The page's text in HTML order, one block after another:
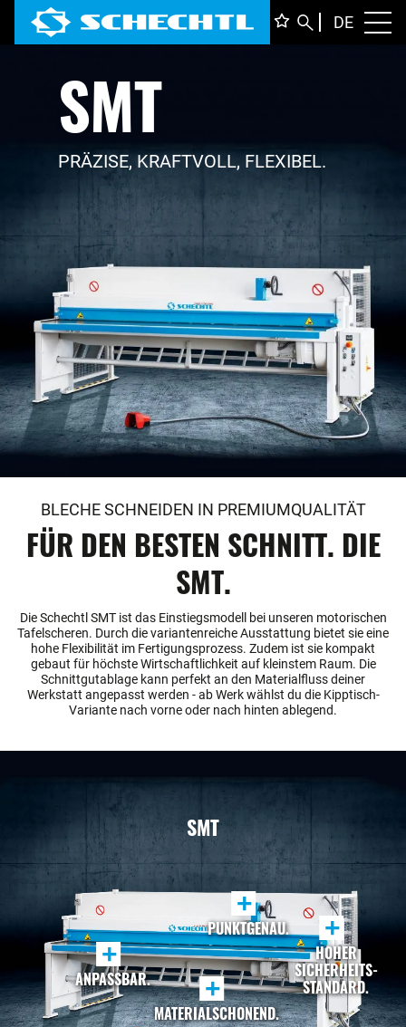
DE
SMT
PRÄZISE, KRAFTVOLL, FLEXIBEL.
BLECHE SCHNEIDEN IN PREMIUMQUALITÄT
FÜR DEN BESTEN SCHNITT. DIE
SMT.
Die Schechtl SMT ist das Einstiegsmodell bei unseren motorischen
Tafelscheren. Durch die variantenreiche Ausstattung bietet sie eine
hohe Flexibilität im Fertigungsprozess. Zudem ist sie kompakt
gebaut für höchste Wirtschaftlichkeit auf kleinstem Raum. Die
Schnittgutablage kann perfekt an den Materialfluss deiner
Werkstatt angepasst werden - ab Werk wählst du die Kipptisch-
Variante nach vorne oder nach hinten ablegend.
SMT
+
PUNKTGENAU. +
HOHER
SICHERHEITS-
STANDARD.
+
ANPASSBAR. +
MATERIALSCHONEND.